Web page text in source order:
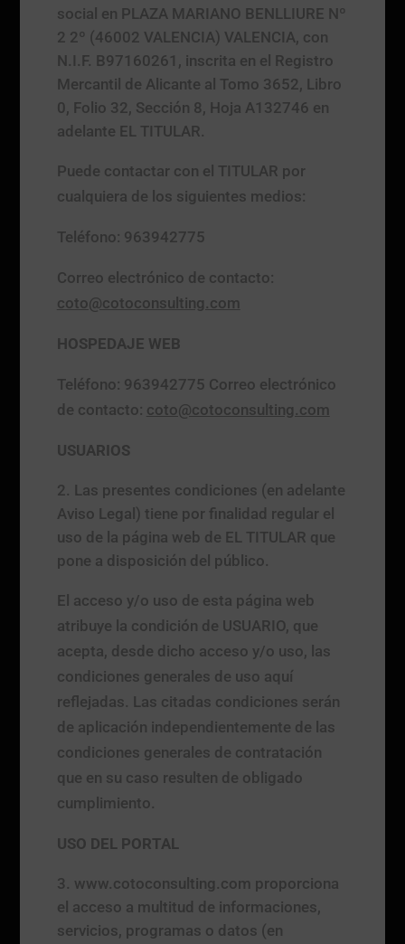
social en PLAZA MARIANO BENLLIURE Nº
2 2º (46002 VALENCIA) VALENCIA, con
N.I.F. B97160261, inscrita en el Registro
Mercantil de Alicante al Tomo 3652, Libro
0, Folio 32, Sección 8, Hoja A132746 en
adelante EL TITULAR.
Puede contactar con el TITULAR por
cualquiera de los siguientes medios:
Teléfono: 963942775
Correo electrónico de contacto:
coto@cotoconsulting.com
HOSPEDAJE WEB
Teléfono: 963942775 Correo electrónico
de contacto: coto@cotoconsulting.com
USUARIOS
Las presentes condiciones (en adelante
Aviso Legal) tiene por finalidad regular el
uso de la página web de EL TITULAR que
pone a disposición del público.
El acceso y/o uso de esta página web
atribuye la condición de USUARIO, que
acepta, desde dicho acceso y/o uso, las
condiciones generales de uso aquí
reflejadas. Las citadas condiciones serán
de aplicación independientemente de las
condiciones generales de contratación
que en su caso resulten de obligado
cumplimiento.
USO DEL PORTAL
www.cotoconsulting.com proporciona
el acceso a multitud de informaciones,
servicios, programas o datos (en